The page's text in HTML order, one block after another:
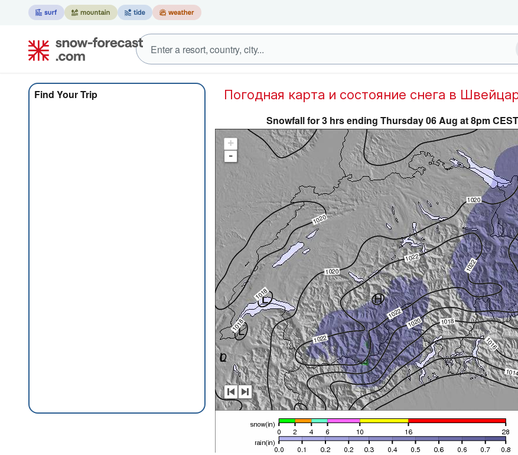
Find Your Trip Погодная карта и состояние снега в
Snowfall for 3 hrs ending Thursday 06 Aug at 8pm CEST
+
-